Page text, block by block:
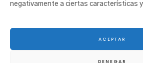
negativamente a ciertas características
ACEPTAR
DENEGAR
Aviso legal